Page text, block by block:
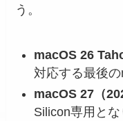
う。
macOS 26
対応する最後
macOS 27（
Silicon専用と